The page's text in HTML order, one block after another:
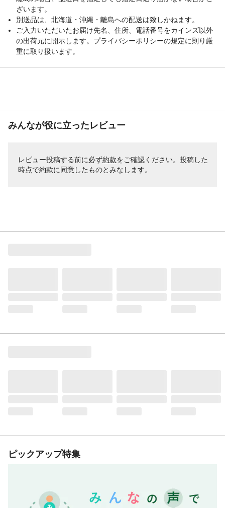
ざいます。
別送品は、北海道・沖縄・離島への配送は致しかねます。
ご入力いただいたお届け先名、住所、電話番号をカインズ以外
の出荷元に開示します。プライバシーポリシーの規定に則り厳
重に取り扱います。
みんなが役に立ったレビュー
レビュー投稿する前に必ず約款をご確認ください。投稿した
時点で約款に同意したものとみなします。
ピックアップ特集